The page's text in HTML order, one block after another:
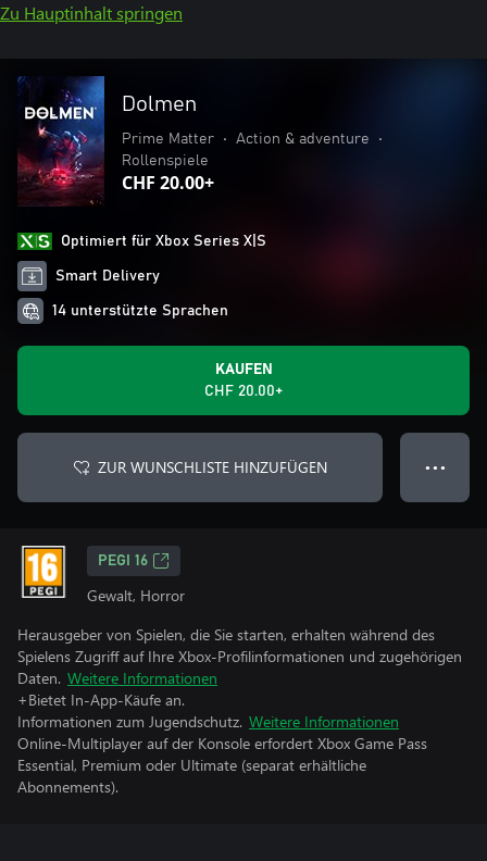
Zu Hauptinhalt springen
Dolmen
Prime Matter • Action & adventure
•
Rollenspiele
CHF 20.00+
Optimiert für Xbox Series X|S
Smart Delivery
14 unterstützte Sprachen
KAUFEN
CHF 20.00+
ZUR WUNSCHLISTE HINZUFÜGEN ● ● ●
PEGI 16
Gewalt, Horror
Herausgeber von Spielen, die Sie starten, erhalten während des
Spielens Zugriff auf Ihre Xbox-Profilinformationen und zugehörigen
Daten. Weitere Informationen
+Bietet In-App-Käufe an.
Informationen zum Jugendschutz. Weitere Informationen
Online-Multiplayer auf der Konsole erfordert Xbox Game Pass
Essential, Premium oder Ultimate (separat erhältliche
Abonnements).